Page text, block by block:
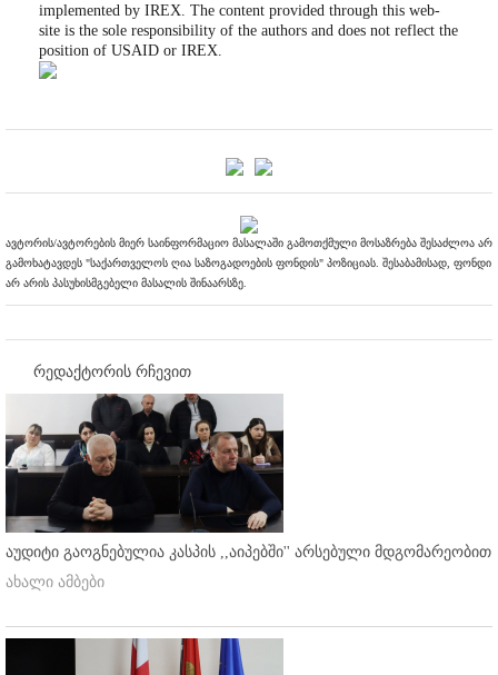
implemented by IREX. The content provided through this web-
site is the sole responsibility of the authors and does not reflect the
position of USAID or IREX.
ავტორის/ავტორების მიერ საინფორმაციო მასალაში გამოთქმული მოსაზრება შესაძლოა არ
გამოხატავდეს "საქართველოს ღია საზოგადოების ფონდის" პოზიციას. შესაბამისად, ფონდი
არ არის პასუხისმგებელი მასალის შინაარსზე.
რედაქტორის რჩევით
აუდიტი გაოგნებულია კასპის ,,აიპებში'' არსებული მდგომარეობით
ახალი ამბები